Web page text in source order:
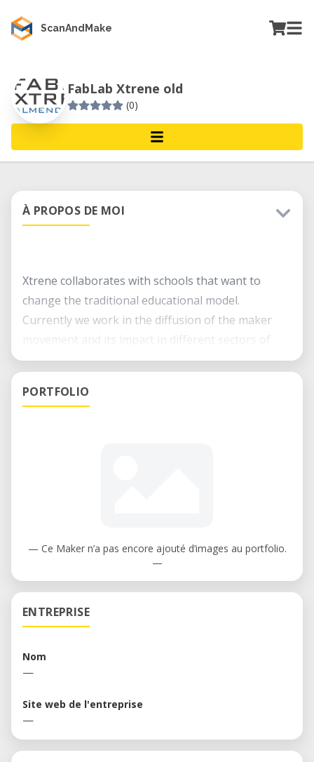
ScanAndMake
FabLab Xtrene old
(0)
À PROPOS DE MOI
Xtrene collaborates with schools that want to
change the traditional educational model.
Currently we work in the diffusion of the maker
movement and its impact in different sectors of
our region (Education, art, medicine,
laboratory that traverses rural populations of our
PORTFOLIO
— Ce Maker n’a pas encore ajouté d’images au portfolio.
—
ENTREPRISE
Nom
—
Site web de l'entreprise
—